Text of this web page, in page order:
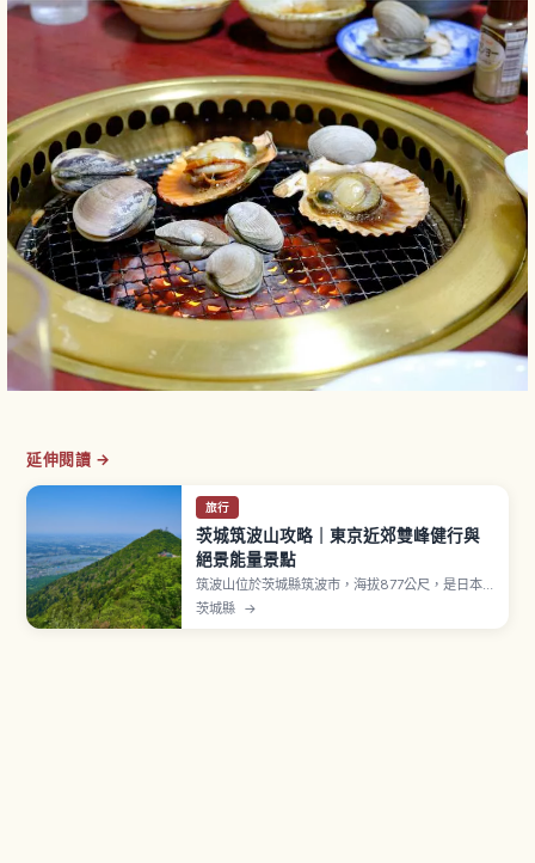
延伸閱讀 →
旅行
茨城筑波山攻略｜東京近郊雙峰健行與
絕景能量景點
筑波山位於茨城縣筑波市，海拔877公尺，是日本
百名山中最低的一座。自古被稱為「西有富士，東
茨城縣 →